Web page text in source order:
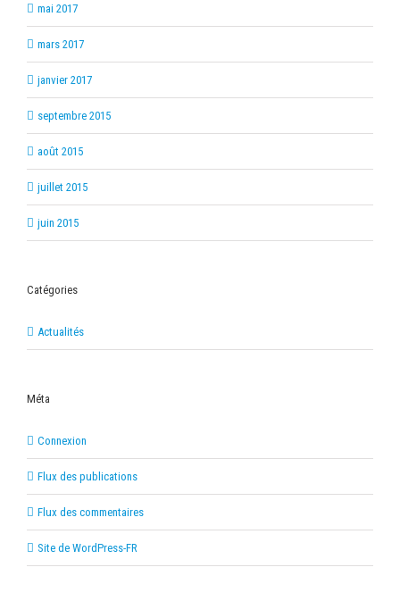
mai 2017
mars 2017
janvier 2017
septembre 2015
août 2015
juillet 2015
juin 2015
Catégories
Actualités
Méta
Connexion
Flux des publications
Flux des commentaires
Site de WordPress-FR